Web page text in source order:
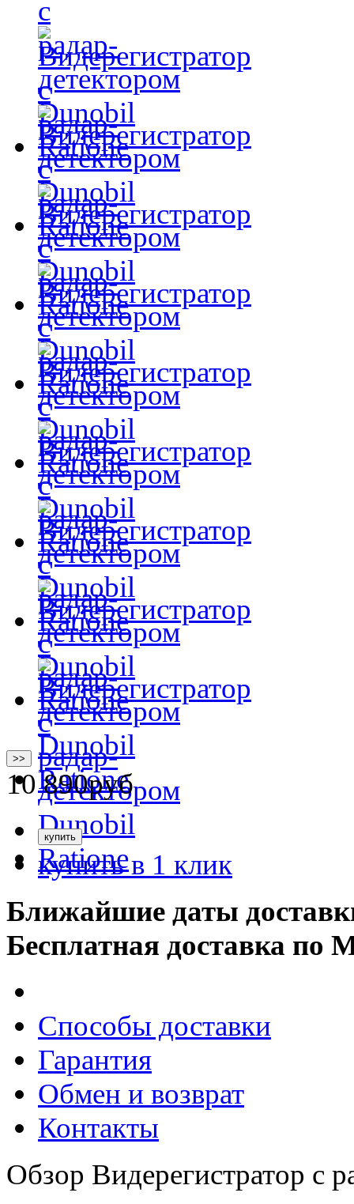
>>
10 890руб
купить в 1 клик
Ближайшие даты
Бесплатная доставка по
Способы доставки
Гарантия
Обмен и возврат
Контакты
Обзор Видерегистратор с